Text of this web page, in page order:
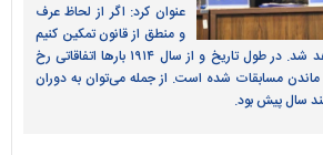
عنوان کرد: اگر از لحاظ عرف
و منطق از قانون تمکین کنیم
طبیعتا اختلاف‌ها کم خواهد شد. در طول تاریخ و از سال ۱۹۱۴ بارها اتفاقاتی رخ
ماندن مسابقات شده است. از جمله می‌توان به دوران
سال پیش بود.